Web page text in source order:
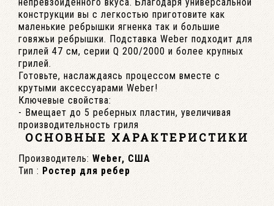
конструкции вы с легкостью приготовите как
маленькие ребрышки ягненка так и большие
говяжьи ребрышки. Подставка Weber подходит для
грилей 47 см, серии Q 200/2000 и более крупных
грилей.
Готовьте, наслаждаясь процессом вместе с
крутыми аксессуарами Weber!
Ключевые свойства:
- Вмещает до 5 реберных пластин, увеличивая
производительность гриля
ОСНОВНЫЕ ХАРАКТЕРИСТИКИ
Производитель: Weber, США
Тип : Ростер для ребер